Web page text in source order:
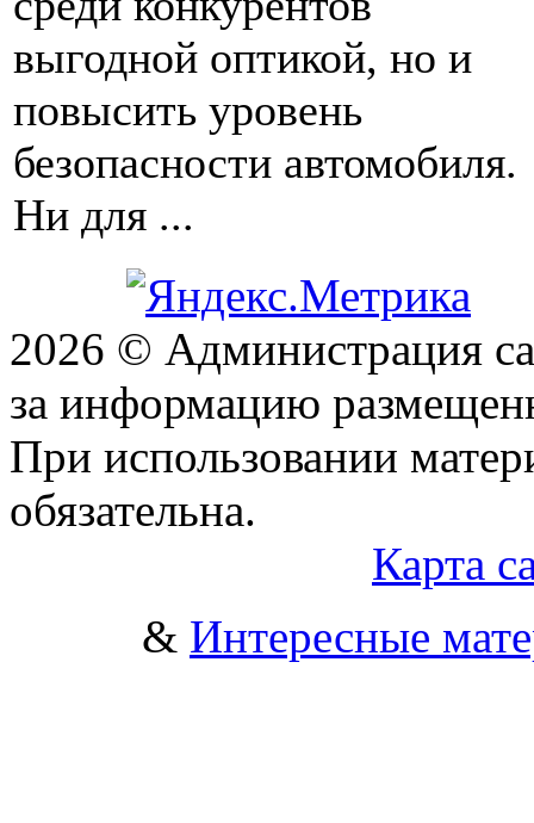
выгодной оптикой, но и
повысить уровень
безопасности автомобиля.
Ни для ...
2026 © Администрация
за информацию
При использовании
обязательна.
Карта
& Интересные